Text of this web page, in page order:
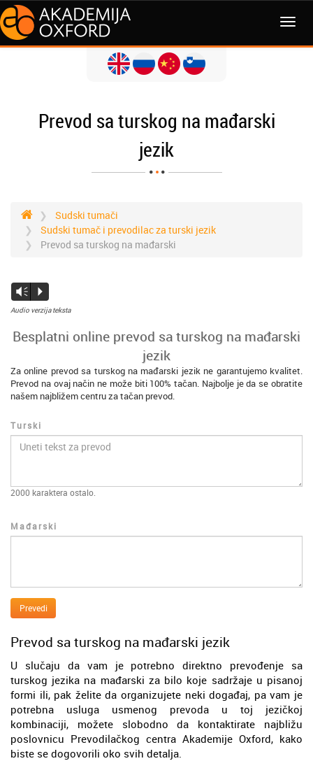
Prevod sa turskog na mađarski
jezik
Sudski tumači
Sudski tumač i prevodilac za turski jezik
Prevod sa turskog na mađarski
Vm
P
Audio verzija teksta
Besplatni online prevod sa turskog na mađarski
jezik
Za online prevod sa turskog na mađarski jezik ne garantujemo kvalitet.
Prevod na ovaj način ne može biti 100% tačan. Najbolje je da se obratite
našem najbližem centru za tačan prevod.
Turski
2000 karaktera ostalo.
Mađarski
Prevedi
Prevod sa turskog na mađarski jezik
U slučaju da vam je potrebno direktno prevođenje sa
turskog jezika na mađarski za bilo koje sadržaje u pisanoj
formi ili, pak želite da organizujete neki događaj, pa vam je
potrebna usluga usmenog prevoda u toj jezičkoj
kombinaciji, možete slobodno da kontaktirate najbližu
poslovnicu Prevodilačkog centra Akademije Oxford, kako
biste se dogovorili oko svih detalja.